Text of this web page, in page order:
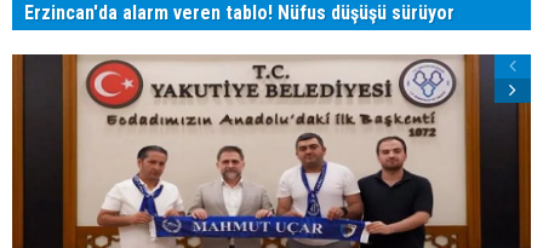
Erzincan'da alarm veren tablo! Nüfus düşüşü sürüyor